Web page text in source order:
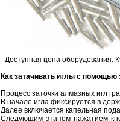
- Доступная цена оборудования.
Как затачивать иглы с помощью
Процесс заточки алмазных игл
В начале игла фиксируется в
Далее включается капельная
Следующим этапом нажатием